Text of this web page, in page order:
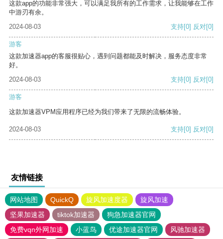
这款app的功能非常强大，可以满足我所有的工作需求，让我能够在工作
中游刃有余。
2024-08-03
支持[0] 反对[0]
游客
这款加速器app的客服很贴心，遇到问题都能及时解决，服务态度非常
好。
2024-08-03
支持[0] 反对[0]
游客
这款加速器VPM应用程序已经为我们带来了无限的流畅体验。
2024-08-03 支持[0] 反对[0]
友情链接
网站地图 QuickQ 旋风加速度器
旋风加速
坚果加速器
tiktok加速器
狗急加速器官网
免费vqn外网加速
小蓝鸟 优途加速器官网
风驰加速器